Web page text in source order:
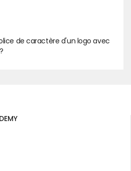
de caractère d'un logo avec